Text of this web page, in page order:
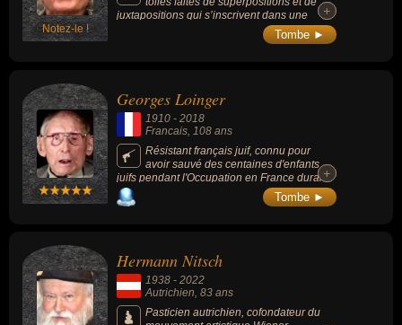
Notez-le !
juxtapositions qui s’inscrivent dans une
forme de pop art français, satirique et
virulent, connue sous le nom de figuration
+
+
Tombe ►
Georges Loinger
1910 - 2018
Francais , 108 ans
Résistant français juif, connu pour
avoir sauvé des centaines d'enfants
juifs pendant l'Occupation en France durant
la Seconde Guerre mondiale.
+
+
Tombe ►
Hermann Nitsch
1938 - 2022
Autrichien, 83 ans
Pasticien autrichien, cofondateur du